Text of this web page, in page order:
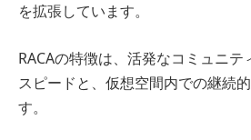
を拡張しています。
RACAの特徴は、活発なコミュニ
スピードと、仮想空間内での継続
す。